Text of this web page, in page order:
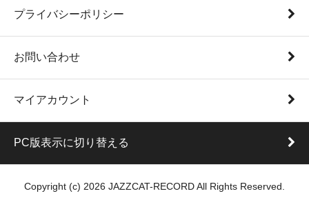
プライバシーポリシー
お問い合わせ
マイアカウント
PC版表示に切り替える
Copyright (c) 2026 JAZZCAT-RECORD All Rights Reserved.